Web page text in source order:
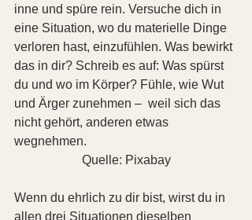
inne und spüre rein. Versuche dich in
eine Situation, wo du materielle Dinge
verloren hast, einzufühlen. Was bewirkt
das in dir? Schreib es auf: Was spürst
du und wo im Körper? Fühle, wie Wut
und Ärger zunehmen –  weil sich das
nicht gehört, anderen etwas
wegnehmen.
Quelle: Pixabay
Wenn du ehrlich zu dir bist, wirst du in
allen drei Situationen dieselben